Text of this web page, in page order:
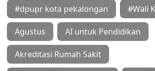
#dpupr kota pekalongan #Wali
Agustus AI untuk Pendidikan
Akreditasi Rumah Sakit